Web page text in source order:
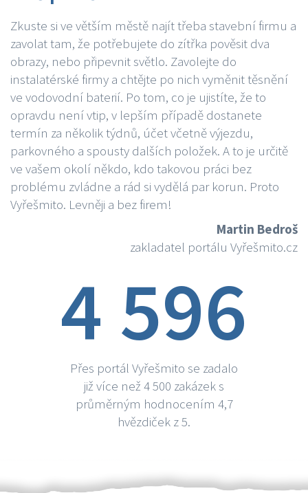
Zkuste si ve větším městě najít třeba stavební firmu a
zavolat tam, že potřebujete do zítřka pověsit dva
obrazy, nebo připevnit světlo. Zavolejte do
instalatérské firmy a chtějte po nich vyměnit těsnění
ve vodovodní baterií. Po tom, co je ujistíte, že to
opravdu není vtip, v lepším případě dostanete
termín za několik týdnů, účet včetně výjezdu,
parkovného a spousty dalších položek. A to je určitě
ve vašem okolí někdo, kdo takovou práci bez
problému zvládne a rád si vydělá par korun. Proto
Vyřešmito. Levněji a bez firem!
Martin Bedroš
zakladatel portálu Vyřešmito.cz
4 596
Přes portál Vyřešmito se zadalo
již více než 4 500 zakázek s
průměrným hodnocením 4,7
hvězdiček z 5.